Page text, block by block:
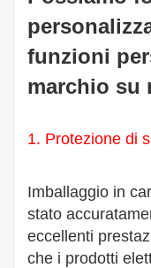
funzioni
marchio su
1. Protezione di
Imballaggio in
stato
eccellenti
che i prodotti